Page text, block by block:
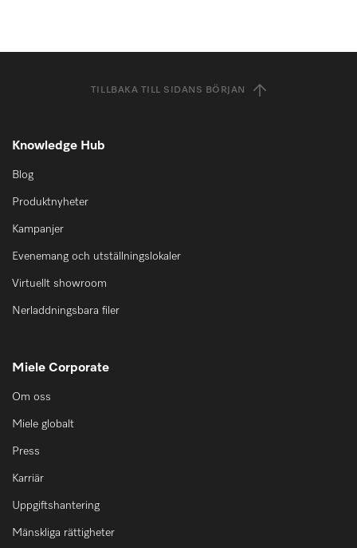
TILLBAKA TILL SIDANS BÖRJAN
Knowledge Hub
Blog
Produktnyheter
Kampanjer
Evenemang och utställningslokaler
Virtuellt showroom
Nerladdningsbara filer
Miele Corporate
Om oss
Miele globalt
Press
Karriär
Uppgiftshantering
Mänskliga rättigheter